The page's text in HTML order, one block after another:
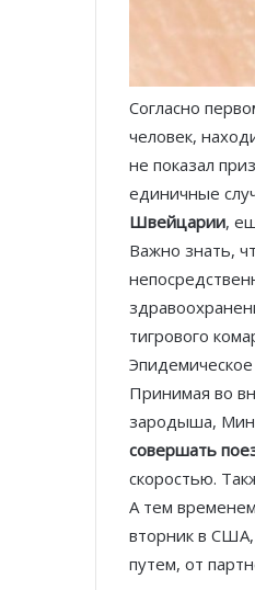
Согласно
человек,
не показал
единичные
Швейцарии,
Важно знать,
тигрового
Принимая во
зародыша,
совершать
скоростью.
А тем
вторник в
путем, от